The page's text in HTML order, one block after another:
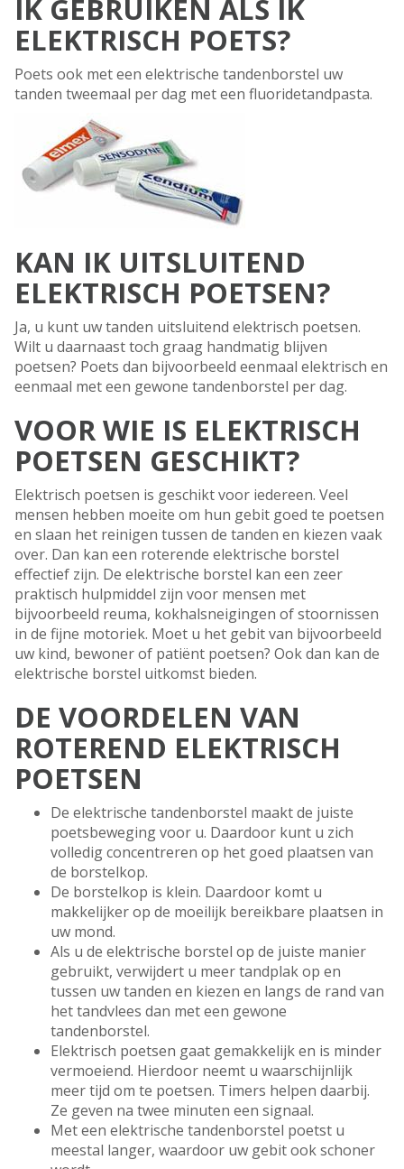
IK GEBRUIKEN ALS IK
ELEKTRISCH POETS?
Poets ook met een elektrische tandenborstel uw
tanden tweemaal per dag met een fluoridetandpasta.
KAN IK UITSLUITEND
ELEKTRISCH POETSEN?
Ja, u kunt uw tanden uitsluitend elektrisch poetsen.
Wilt u daarnaast toch graag handmatig blijven
poetsen? Poets dan bijvoorbeeld eenmaal elektrisch en
eenmaal met een gewone tandenborstel per dag.
VOOR WIE IS ELEKTRISCH
POETSEN GESCHIKT?
Elektrisch poetsen is geschikt voor iedereen. Veel
mensen hebben moeite om hun gebit goed te poetsen
en slaan het reinigen tussen de tanden en kiezen vaak
over. Dan kan een roterende elektrische borstel
effectief zijn. De elektrische borstel kan een zeer
praktisch hulpmiddel zijn voor mensen met
bijvoorbeeld reuma, kokhalsneigingen of stoornissen
in de fijne motoriek. Moet u het gebit van bijvoorbeeld
uw kind, bewoner of patiënt poetsen? Ook dan kan de
elektrische borstel uitkomst bieden.
DE VOORDELEN VAN
ROTEREND ELEKTRISCH
POETSEN
De elektrische tandenborstel maakt de juiste
poetsbeweging voor u. Daardoor kunt u zich
volledig concentreren op het goed plaatsen van
de borstelkop.
De borstelkop is klein. Daardoor komt u
makkelijker op de moeilijk bereikbare plaatsen in
uw mond.
Als u de elektrische borstel op de juiste manier
gebruikt, verwijdert u meer tandplak op en
tussen uw tanden en kiezen en langs de rand van
het tandvlees dan met een gewone
tandenborstel.
Elektrisch poetsen gaat gemakkelijk en is minder
vermoeiend. Hierdoor neemt u waarschijnlijk
meer tijd om te poetsen. Timers helpen daarbij.
Ze geven na twee minuten een signaal.
Met een elektrische tandenborstel poetst u
meestal langer, waardoor uw gebit ook schoner